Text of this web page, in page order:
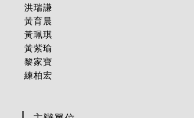
洪瑞謙
黃育晨
黃珮琪
黃紫瑜
黎家寶
練柏宏